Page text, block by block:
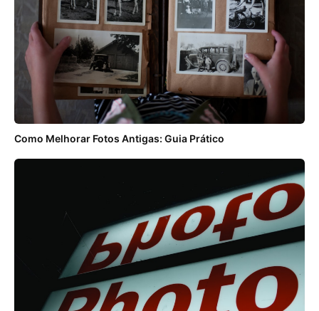
Como Melhorar Fotos Antigas: Guia Prático